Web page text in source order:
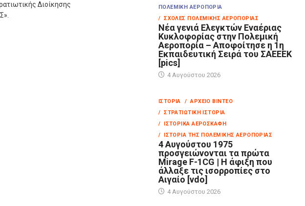
Διοίκησης
ΠΟΛΕΜΙΚΉ ΑΕΡΟΠΟΡΊΑ
/ ΣΧΟΛΈΣ ΠΟΛΕΜΙΚΉΣ ΑΕΡΟΠΟΡΊΑΣ
Νέα γενιά Ελεγκτών Εναέριας
Κυκλοφορίας στην Πολεμική
Αεροπορία – Αποφοίτησε η 1η
Εκπαιδευτική Σειρά του ΣΑΕΕΕΚ
[pics]
4 Αυγούστου 2026
ΙΣΤΟΡΊΑ
/ ΑΡΧΕΊΟ ΒΊΝΤΕΟ
/ ΣΤΡΑΤΙΩΤΙΚΉ ΙΣΤΟΡΊΑ
/ ΙΣΤΟΡΙΚΆ ΑΕΡΟΣΚΆΦΗ
/ ΙΣΤΟΡΊΑ ΤΗΣ ΠΟΛΕΜΙΚΉΣ ΑΕΡΟΠΟΡΊΑΣ
4 Αυγούστου 1975
προσγειώνονται τα πρώτα
Mirage F-1CG | Η άφιξη που
άλλαξε τις ισορροπίες στο
Αιγαίο [vdo]
4 Αυγούστου 2026